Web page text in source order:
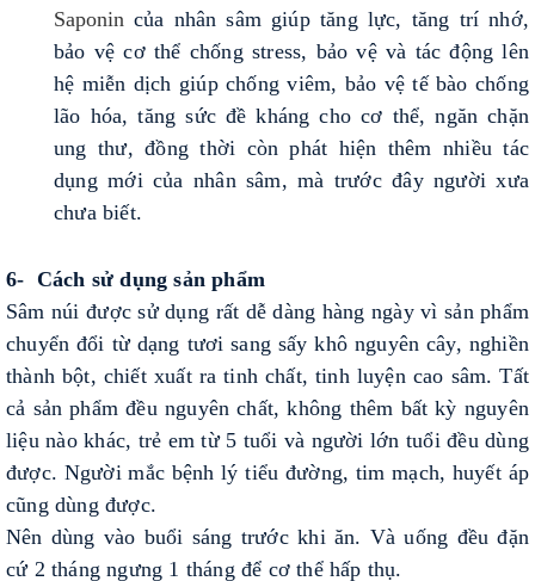
Saponin của nhân sâm giúp tăng lực, tăng trí nhớ,
bảo vệ cơ thể chống stress, bảo vệ và tác động lên
hệ miễn dịch giúp chống viêm, bảo vệ tế bào chống
lão hóa, tăng sức đề kháng cho cơ thể, ngăn chặn
ung thư, đồng thời còn phát hiện thêm nhiều tác
dụng mới của nhân sâm, mà trước đây người xưa
chưa biết.
6- Cách sử dụng sản phẩm
Sâm núi được sử dụng rất dễ dàng hàng ngày vì sản phẩm
chuyển đổi từ dạng tươi sang sấy khô nguyên cây, nghiền
thành bột, chiết xuất ra tinh chất, tinh luyện cao sâm. Tất
cả sản phẩm đều nguyên chất, không thêm bất kỳ nguyên
liệu nào khác, trẻ em từ 5 tuổi và người lớn tuổi đều dùng
được. Người mắc bệnh lý tiểu đường, tim mạch, huyết áp
cũng dùng được.
Nên dùng vào buổi sáng trước khi ăn. Và uống đều đặn
cứ 2 tháng ngưng 1 tháng để cơ thể hấp thụ.